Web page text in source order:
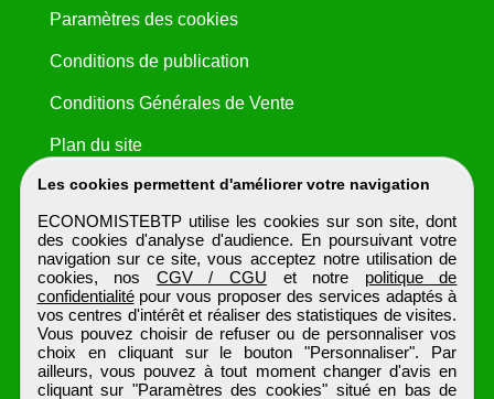
Les cookies permettent d'améliorer votre navigation
ECONOMISTEBTP utilise les cookies sur son site, dont
des cookies d'analyse d'audience. En poursuivant votre
navigation sur ce site, vous acceptez notre utilisation de
cookies, nos CGV / CGU et notre politique de
confidentialitépour vous proposer des services adaptés à
vos centres d'intérêt et réaliser des statistiques de visites.
Vous pouvez choisir de refuser ou de personnaliser vos
choix en cliquant sur le bouton "Personnaliser". Par
ailleurs, vous pouvez à tout moment changer d'avis en
cliquant sur "Paramètres des cookies" situé en bas de
Paramètres des cookies
Conditions de publication
Conditions Générales de Vente
Plan du site